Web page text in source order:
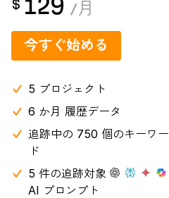
$ 129 /月
今すぐ始める
5 プロジェクト
6 か月 履歴データ
追跡中の 750 個のキーワー
ド
5 件の追跡対象
AI プロンプト